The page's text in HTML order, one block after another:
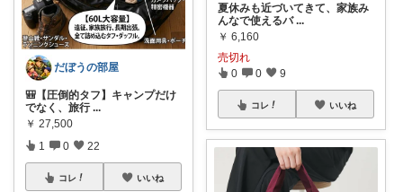
だぼうの部屋
​🎒【圧倒的タフ】キャンプだけ
でなく、旅行 ...
￥ 27,500
1 0 22
コレ いいね
夏休みも近づいてきて、家族み
んなで使えるバ ...
￥ 6,160
売切れ
0 0 9
コレ いいね